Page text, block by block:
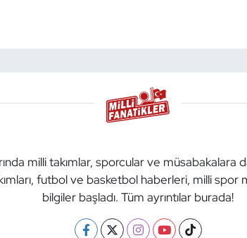
milli takımlar, sporcular ve müsabakalara
futbol ve basketbol haberleri, milli
bilgiler başladı. Tüm ayrıntılar burada!